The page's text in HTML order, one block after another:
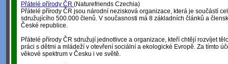
Přátelé přírody ČR (Naturefriends Czechia)
Přátelé přírody ČR jsou národní nezisková organizace, která je součástí
sdružujícího 500.000 členů. V současnosti má 8 základních článků a
České republice.
Přátelé přírody ČR sdružují jednotlivce a organizace, kteří chtějí rozvíjet
práci s dětmi a mládeží v otevření sociální a ekologické Evropě. Za tímto
věkové spektrum v Česku i ve světě.